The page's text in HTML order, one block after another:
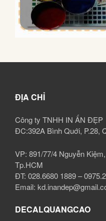
ĐỊA CHỈ
Công ty TNHH IN ẤN ĐẸP
ĐC:392A Bình Quới, P.28,
VP: 891/77/4 Nguyễn
Tp.HCM
ĐT: 028.6680 1889 –
Email:
DECALQUANGCAO